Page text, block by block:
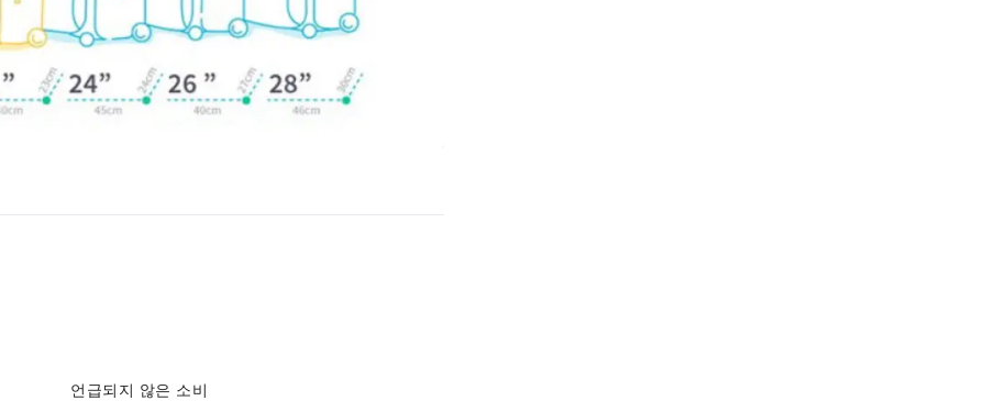
언급되지 않은 소비